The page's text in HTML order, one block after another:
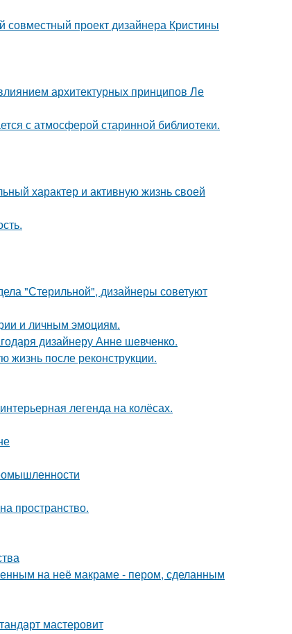
проект дизайнера Кристины
архитектурных принципов Ле
с атмосферой старинной библиотеки.
характер и активную жизнь своей
"Стерильной", дизайнеры советуют
и личным эмоциям.
дизайнеру Анне шевченко.
жизнь после реконструкции.
легенда на колёсах.
пространство.
на неё макраме - пером, сделанным
мастеровит